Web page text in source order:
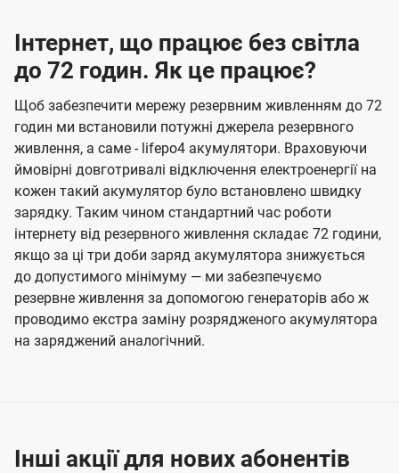
Інтернет, що працює без світла
до 72 годин. Як це працює?
Щоб забезпечити мережу резервним живленням до 72
годин ми встановили потужні джерела резервного
живлення, а саме - lifepo4 акумулятори. Враховуючи
ймовірні довготривалі відключення електроенергії на
кожен такий акумулятор було встановлено швидку
зарядку. Таким чином стандартний час роботи
інтернету від резервного живлення складає 72 години,
якщо за ці три доби заряд акумулятора знижується
до допустимого мінімуму — ми забезпечуємо
резервне живлення за допомогою генераторів або ж
проводимо екстра заміну розрядженого акумулятора
на заряджений аналогічний.
Інші акції для нових абонентів